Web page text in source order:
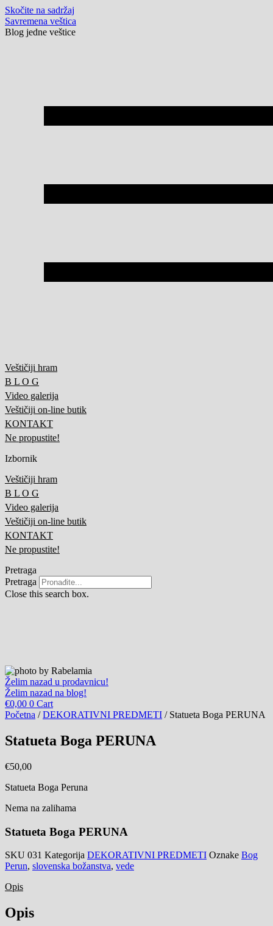
Skočite na sadržaj
Savremena veštica
Blog jedne veštice
Veštičiji hram
B L O G
Video galerija
Veštičiji on-line butik
KONTAKT
Ne propustite!
Izbornik
Veštičiji hram
B L O G
Video galerija
Veštičiji on-line butik
KONTAKT
Ne propustite!
Pretraga
Pretraga
Close this search box.
Želim nazad u prodavnicu!
Želim nazad na blog!
€0,00 0 Cart
Početna /DEKORATIVNI PREDMETI / Statueta Boga PERUNA
Statueta Boga PERUNA
€50,00
Statueta Boga Peruna
Nema na zalihama
Statueta Boga PERUNA
SKU 031 Kategorija DEKORATIVNI PREDMETI Oznake Bog
Perun, slovenska božanstva, vede
Opis
Opis